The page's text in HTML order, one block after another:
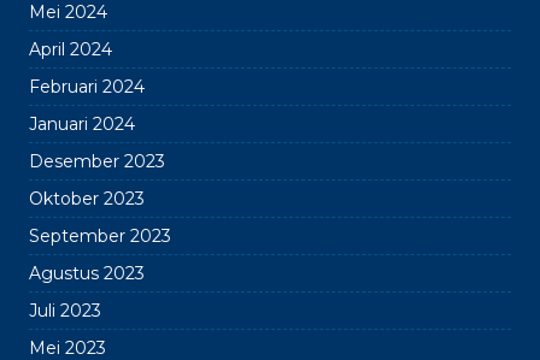
Mei 2024
April 2024
Februari 2024
Januari 2024
Desember 2023
Oktober 2023
September 2023
Agustus 2023
Juli 2023
Mei 2023